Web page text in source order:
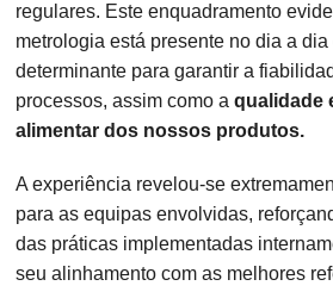
regulares. Este enquadramento
metrologia está presente no dia a
determinante para garantir a
processos, assim como aqualidade
alimentar dos nossos produtos.
A experiência revelou-se
para as equipas envolvidas,
das práticas implementadas
seu alinhamento com as melhores